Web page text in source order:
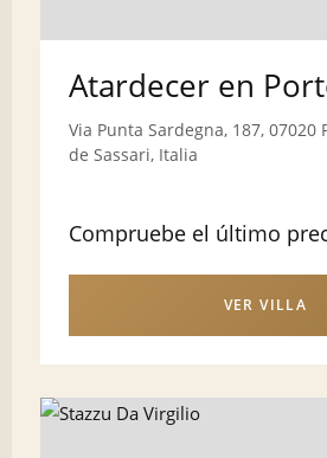
Atardecer en
Via Punta Sardegna, 187, 07020
de Sassari, Italia
Compruebe el último
VER VILLA